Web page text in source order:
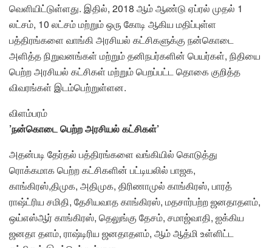
வெளியிட்டுள்ளது. இதில், 2018 ஆம் ஆண்டு ஏப்ரல் முதல் 1
லட்சம், 10 லட்சம் மற்றும் ஒரு கோடி ஆகிய மதிப்புள்ள
பத்திரங்களை வாங்கி அரசியல் கட்சிகளுக்கு நன்கொடை
அளித்த நிறுவனங்கள் மற்றும் தனிநபர்களின் பெயர்கள், நிதியை
பெற்ற அரசியல் கட்சிகள் மற்றும் பெறப்பட்ட தொகை குறித்த
விவரங்கள் இடம்பெற்றுள்ளன.
விளம்பரம்
’நன்கொடை பெற்ற அரசியல் கட்சிகள்’
அதன்படி தேர்தல் பத்திரங்களை வங்கியில் கொடுத்து
ரொக்கமாக பெற்ற கட்சிகளின் பட்டியலில் பாஜக,
காங்கிரஸ்,திமுக, அதிமுக, திரிணாமுல் காங்கிரஸ், பாரத்
ராஷ்ட்ரிய சமிதி, தேசியவாத காங்கிரஸ், மதசார்பற்ற ஜனதாதளம்,
ஒய்எஸ்ஆர் காங்கிரஸ், தெலுங்கு தேசம், சமாஜ்வாதி, ஐக்கிய
ஜனதா தளம், ராஷ்டிரிய ஜனதாதளம், ஆம் ஆத்மி உள்ளிட்ட